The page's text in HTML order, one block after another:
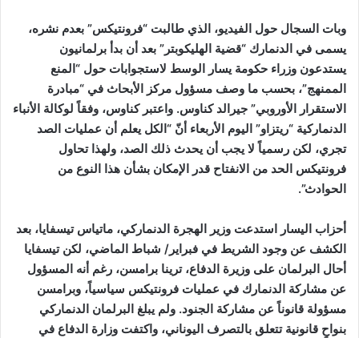
وبات السجال حول الفيديو، الذي طالبت “فرونتيكس” بعدم نشره،
يسمى في الدنمارك “قضية الهليكوبتر” بعد أن بدأ برلمانيون
يستدعون وزراء حكومة يسار الوسط لاستجوابات حول “المنع
الممنهج”، بحسب ما وصف مسؤول مركز الأبحاث في “مبادرة
الاستقرار الأوروبي” جيرالد كناوس. واعتبر كناوس، وفقاً لوكالة الأنباء
الدنماركية “ريتزاو” اليوم الأربعاء أنّ “الكل يعلم أن عمليات الصد
تجري، لكن رسمياً لا يجب أن يحدث ذلك الصد، ولهذا تحاول
فرونتيكس الحد من الانفتاح قدر الإمكان بشأن هذا النوع من
الحوادث”.
أحزاب اليسار استدعت وزير الهجرة الدنماركي، ماتياس تيسفايا، بعد
الكشف عن وجود الشريط في فبراير/ شباط الماضي، لكن تيسفايا
أحال البرلمان على وزيرة الدفاع، ترينا برامسن، رغم أنه المسؤول
عن مشاركة الدنمارك في عمليات فرونتيكس سياسياً، وبرامسن
مسؤولة قانوناً عن مشاركة الجنود. ولم يبلغ البرلمان الدنماركي
بنواحٍ قانونية تتعلق بالتصرف اليوناني، واكتفت وزارة الدفاع في